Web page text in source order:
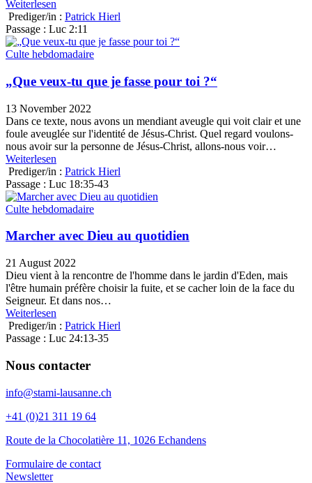
Weiterlesen
Prediger/in : Patrick Hierl
Passage : Luc 2:11
Culte hebdomadaire
„Que veux-tu que je fasse pour toi ?“
13 November 2022
Dans ce texte, nous avons un mendiant aveugle qui voit clair et une
foule aveuglée sur l'identité de Jésus-Christ. Quel regard voulons-
nous avoir sur la personne de Jésus-Christ, allons-nous voir…
Weiterlesen
Prediger/in : Patrick Hierl
Passage : Luc 18:35-43
Culte hebdomadaire
Marcher avec Dieu au quotidien
21 August 2022
Dieu vient à la rencontre de l'homme dans le jardin d'Eden, mais
l'être humain préfère choisir la fuite, et se cacher loin de la face du
Seigneur. Et dans nos…
Weiterlesen
Prediger/in : Patrick Hierl
Passage : Luc 24:13-35
Nous contacter
info@stami-lausanne.ch
+41 (0)21 311 19 64
Route de la Chocolatière 11, 1026 Echandens
Formulaire de contact
Newsletter